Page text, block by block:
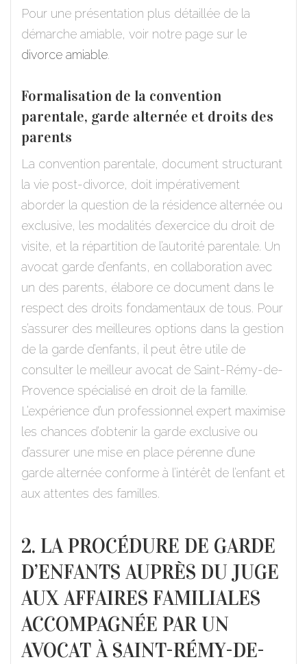
Pour une présentation plus détaillée de la
démarche amiable, voir notre page sur le
divorce amiable.
Formalisation de la convention
parentale, garde alternée et droits des
parents
La convention parentale, document structurant
la vie post-divorce, doit impérativement
aborder la question de la résidence alternée ou
exclusive, les modalités d’exercice du droit de
visite, et la répartition de l’autorité parentale. Un
avocat garde d’enfants, en collaboration avec
un des parents, élabore ce document dans le
respect des droits fondamentaux de tous. Pour
s’assurer des meilleures options dans la gestion
de la garde d’enfants, il peut être utile de
consulter le meilleur avocat de Saint-Rémy-de-
Provence spécialisé en droit de la famille.
L’expérience d’un professionnel expert maximise
les chances d’obtenir la garde exclusive ou
d’assurer une mise en place pérenne d’une
garde alternée conforme à l’intérêt de l’enfant et
aux attentes des familles.
2. LA PROCÉDURE DE GARDE
D’ENFANTS AUPRÈS DU JUGE
AUX AFFAIRES FAMILIALES
ACCOMPAGNÉE PAR UN
AVOCAT À SAINT-RÉMY-DE-